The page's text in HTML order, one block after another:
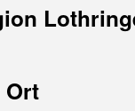
Ort